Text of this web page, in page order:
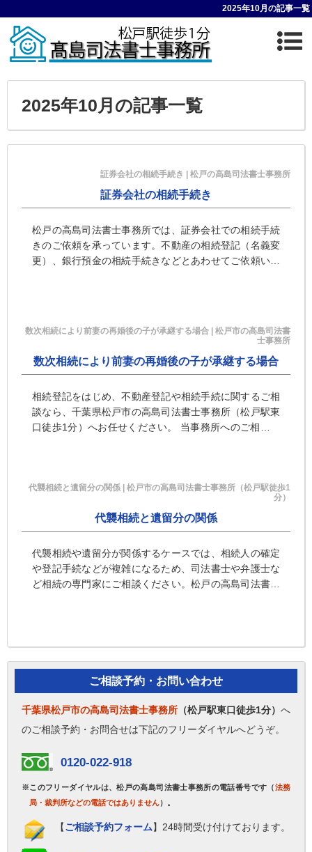
2025年10月の記事一覧
2025年10月の記事一覧
証券会社の相続手続き | 松戸の高島司法書士事務所
証券会社の相続手続き
松戸の高島司法書士事務所では、証券会社での相続手続
きのご依頼を承っています。不動産の相続登記（名義変
更）、銀行預金の相続手続きなどとあわせてご依頼いた
数次相続により前妻の再婚後の子が承継する場合 | 松戸市の高島司法書
士事務所
数次相続により前妻の再婚後の子が承継する場合
相続登記をはじめ、不動産登記や相続手続に関するご相
談なら、千葉県松戸市の高島司法書士事務所（松戸駅東
口徒歩1分）へお任せください。 当事務所へのご相談は
代襲相続と遺留分の関係 | 松戸市の高島司法書士事務所（松戸駅徒歩1
分）
代襲相続と遺留分の関係
代襲相続や遺留分が関係するケースでは、相続人の確定
や登記手続などが複雑になるため、司法書士や弁護士な
ど相続の専門家にご相談ください。松戸の高島司法書士
ご相談予約・お問い合わせ
千葉県松戸市の高島司法書士事務所 （松戸駅東口徒歩1分） へ
のご相談予約・お問合せは下記のフリーダイヤルへどうぞ。
0120-022-918
※このフリーダイヤルは、松戸の高島司法書士事務所の電話番号です（法務
局・裁判所などの電話ではありません）。
【ご相談予約フォーム】24時間受け付けております。